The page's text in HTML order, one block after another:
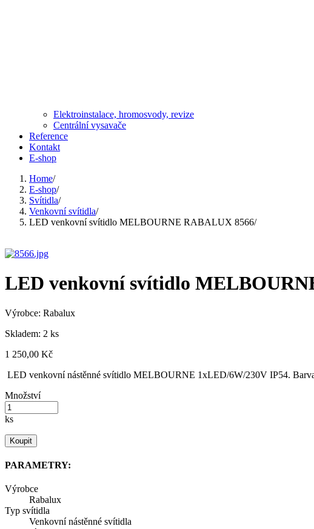
Elektroinstalace, hromosvody, revize
Centrální vysavače
Reference
Kontakt
E-shop
Home/
E-shop/
Svítidla/
Venkovní svítidla/
LED venkovní svítidlo MELBOURNE RABALUX 8566/
LED venkovní svítidlo
Výrobce: Rabalux
Skladem: 2 ks
1 250,00 Kč
LED venkovní nástěnné svítidlo MELBOURNE 1xLED/6W/230V IP54.
Množství
ks
Koupit
PARAMETRY:
Výrobce
Rabalux
Typ svítidla
Venkovní nástěnné svítidla